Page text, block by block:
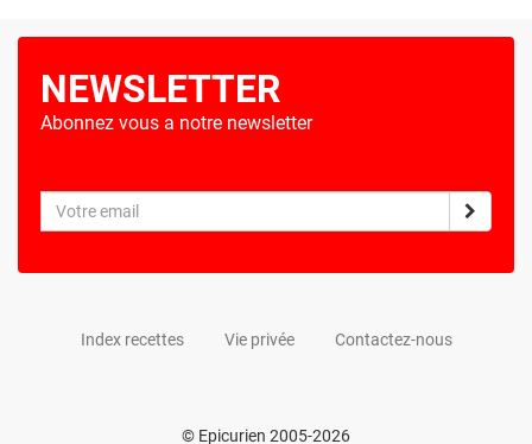
NEWSLETTER
Abonnez vous a notre newsletter
Index recettes Vie privée Contactez-nous
© Epicurien 2005-2026